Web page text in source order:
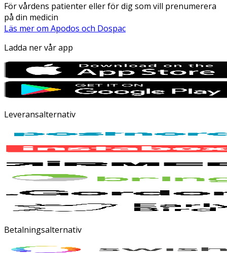
För vårdens patienter eller för dig som vill prenumerera
på din medicin
Läs mer om Apodos och Dospac
Ladda ner vår app
Leveransalternativ
Betalningsalternativ